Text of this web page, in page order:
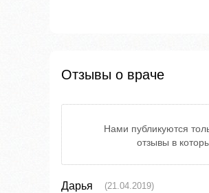
Отзывы о враче
Нами публикуются
отзывы в
Дарья (21.04.2019)